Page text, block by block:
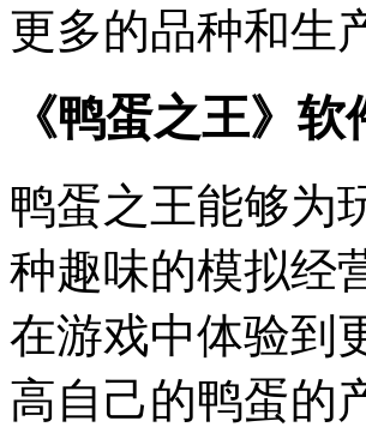
更多的品种和生
《鸭蛋之王》软
鸭蛋之王能够为
种趣味的模拟经
在游戏中体验到
高自己的鸭蛋的